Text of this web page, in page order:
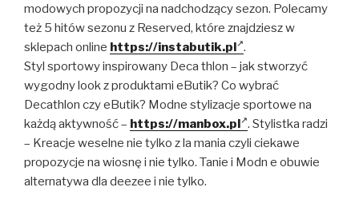
modowych propozycji na nadchodzący sezon. Polecamy
też 5 hitów sezonu z Reserved, które znajdziesz w
sklepach online https://instabutik.pl .
Styl sportowy inspirowany Deca thlon – jak stworzyć
wygodny look z produktami eButik? Co wybrać
Decathlon czy eButik? Modne stylizacje sportowe na
każdą aktywność – https://manbox.pl . Stylistka radzi
– Kreacje weselne nie tylko z la mania czyli ciekawe
propozycje na wiosnę i nie tylko. Tanie i Modn e obuwie
alternatywa dla deezee i nie tylko.